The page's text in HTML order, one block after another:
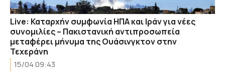
Live: Καταρχήν συμφωνία ΗΠΑ και Ιράν για νέες
συνομιλίες – Πακιστανική αντιπροσωπεία
μεταφέρει μήνυμα της Ουάσινγκτον στην
Τεχεράνη
15/04 09:43